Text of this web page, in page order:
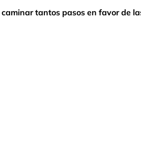
tantos pasos en favor de